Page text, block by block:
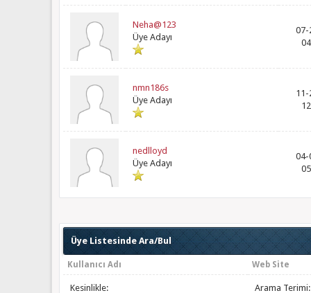
Neha@123
Üye Adayı
07-
nmn186s
Üye Adayı
11-
nedlloyd
Üye Adayı
04-
Üye Listesinde Ara/Bul
Kullanıcı Adı Web Site
Kesinlikle:
Arama Terimi: